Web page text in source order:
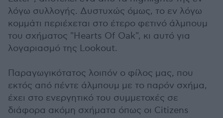
λόγω συλλογής. Δυστυχώς όμως, το εν λόγω
κομμάτι περιέχεται στο έτερο φετινό άλμπουμ
του σχήματος "Hearts Of Oak", κι αυτό για
λογαριασμό της Lookout.
Παραγωγικότατος λοιπόν ο φίλος μας, που
εκτός από πέντε άλμπουμ με το παρόν σχήμα,
έχει στο ενεργητικό του συμμετοχές σε
διάφορα ακόμη σχήματα όπως οι Citizens